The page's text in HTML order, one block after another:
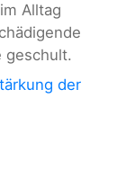
Alltag
geschult.
der